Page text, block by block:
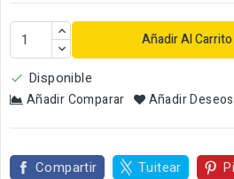
Añadir Al Carrito
 Disponible
Añadir Comparar Añadir Deseos
Compartir Tuitear